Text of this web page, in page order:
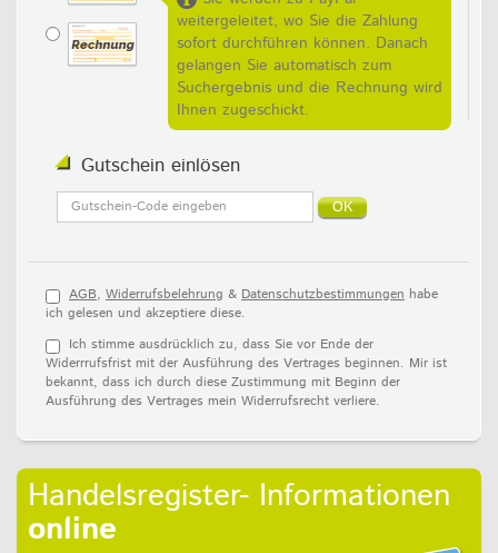
weitergeleitet, wo Sie die Zahlung
sofort durchführen können. Danach
gelangen Sie automatisch zum
Suchergebnis und die Rechnung wird
Ihnen zugeschickt.
Gutschein einlösen
AGB, Widerrufsbelehrung & Datenschutzbestimmungen habe
ich gelesen und akzeptiere diese.
Ich stimme ausdrücklich zu, dass Sie vor Ende der
Widerrrufsfrist mit der Ausführung des Vertrages beginnen. Mir ist
bekannt, dass ich durch diese Zustimmung mit Beginn der
Ausführung des Vertrages mein Widerrufsrecht verliere.
Handelsregister- Informationen
online